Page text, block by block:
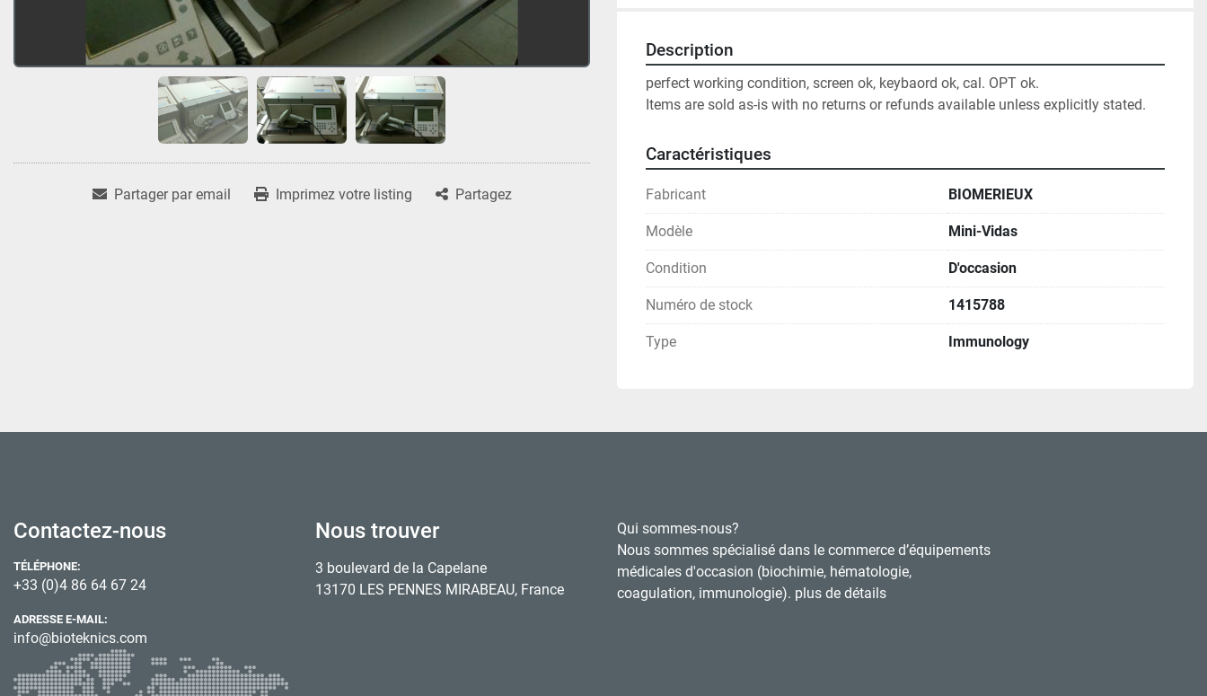
Partager par email Imprimez votre listing Partagez
Description
perfect working condition, screen ok, keybaord ok, cal. OPT ok.
Items are sold as-is with no returns or refunds available unless explicitly stated.
Caractéristiques
Fabricant BIOMERIEUX
Modèle Mini-Vidas
Condition D'occasion
Numéro de stock 1415788
Type Immunology
Contactez-nous
TÉLÉPHONE:
+33 (0)4 86 64 67 24
ADRESSE E-MAIL:
info@bioteknics.com
Nous trouver
3 boulevard de la Capelane
13170 LES PENNES MIRABEAU, France
Qui sommes-nous?
Nous sommes spécialisé dans le commerce d’équipements
médicales d'occasion (biochimie, hématologie,
coagulation, immunologie). plus de détails